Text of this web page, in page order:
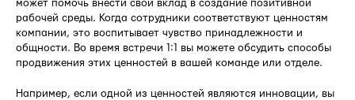
может помочь внести свой вклад в создание позитивной
рабочей среды. Когда сотрудники соответствуют ценностям
компании, это воспитывает чувство принадлежности и
общности. Во время встречи 1:1 вы можете обсудить способы
продвижения этих ценностей в вашей команде или отделе.
Например, если одной из ценностей являются инновации, вы